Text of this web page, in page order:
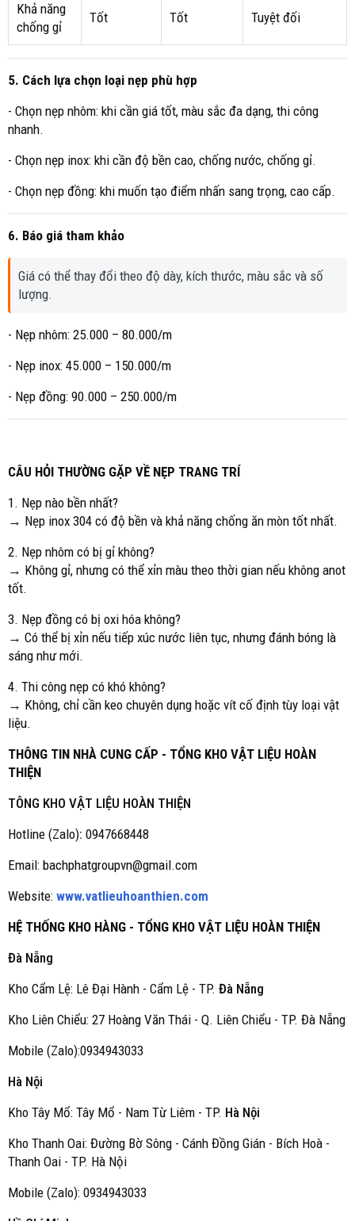
Khả năng
chống gỉ
Tốt Tốt Tuyệt đối
5. Cách lựa chọn loại nẹp phù hợp
- Chọn nẹp nhôm: khi cần giá tốt, màu sắc đa dạng, thi công
nhanh.
- Chọn nẹp inox: khi cần độ bền cao, chống nước, chống gỉ.
- Chọn nẹp đồng: khi muốn tạo điểm nhấn sang trọng, cao cấp.
6. Báo giá tham khảo
Giá có thể thay đổi theo độ dày, kích thước, màu sắc và số
lượng.
- Nẹp nhôm: 25.000 – 80.000/m
- Nẹp inox: 45.000 – 150.000/m
- Nẹp đồng: 90.000 – 250.000/m
CÂU HỎI THƯỜNG GẶP VỀ NẸP TRANG TRÍ
1. Nẹp nào bền nhất?
→ Nẹp inox 304 có độ bền và khả năng chống ăn mòn tốt nhất.
2. Nẹp nhôm có bị gỉ không?
→ Không gỉ, nhưng có thể xỉn màu theo thời gian nếu không anot
tốt.
3. Nẹp đồng có bị oxi hóa không?
→ Có thể bị xỉn nếu tiếp xúc nước liên tục, nhưng đánh bóng là
sáng như mới.
4. Thi công nẹp có khó không?
→ Không, chỉ cần keo chuyên dụng hoặc vít cố định tùy loại vật
liệu.
THÔNG TIN NHÀ CUNG CẤP - TỔNG KHO VẬT LIỆU HOÀN
THIỆN
TÔNG KHO VẬT LIỆU HOÀN THIỆN
Hotline (Zalo): 0947668448
Email: bachphatgroupvn@gmail.com
Website: www.vatlieuhoanthien.com
HỆ THỐNG KHO HÀNG - TỔNG KHO VẬT LIỆU HOÀN THIỆN
Đà Nẵng
Kho Cẩm Lệ: Lê Đại Hành - Cẩm Lệ - TP. Đà Nẵng
Kho Liên Chiểu: 27 Hoàng Văn Thái - Q. Liên Chiểu - TP. Đà Nẵng
Mobile (Zalo):0934943033
Hà Nội
Kho Tây Mổ: Tây Mổ - Nam Từ Liêm - TP. Hà Nội
Kho Thanh Oai: Đường Bờ Sông - Cánh Đồng Gián - Bích Hoà -
Thanh Oai - TP. Hà Nội
Mobile (Zalo): 0934943033